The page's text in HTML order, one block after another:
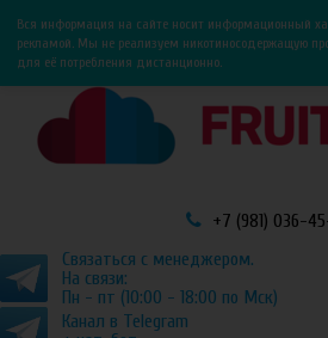
Вся информация на сайте носит информационный
рекламой. Мы не реализуем никотиносодержащую
для её потребления дистанционно.
+7 (981) 036-
Связаться с менеджером.
На связи:
Пн - пт (10:00 - 18:00 по Мск)
Канал в Telegram